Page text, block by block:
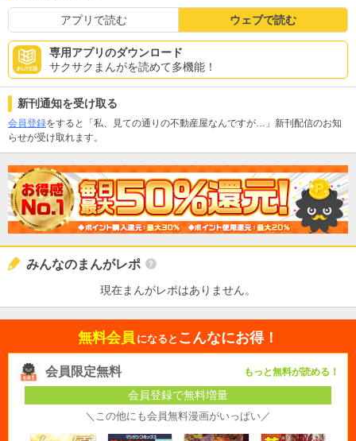
アプリで読む ウェブで読む
専用アプリのダウンロード
サクサクまんがを読めて多機能！
新刊通知を受け取る
会員登録をすると「私、見ての通りの不動産屋なんですが…」新刊配信のお知
らせが受け取れます。
みんなのまんがレポ
現在まんがレポはありません。
無料会員 になると こんなにお得！
会員限定無料 もっと無料が読める！
会員登録で無料増量
＼この他にも会員無料漫画がいっぱい／